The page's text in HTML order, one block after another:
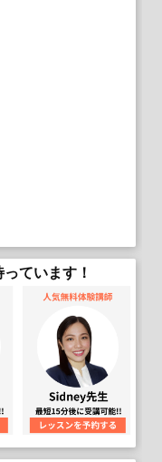
ています！